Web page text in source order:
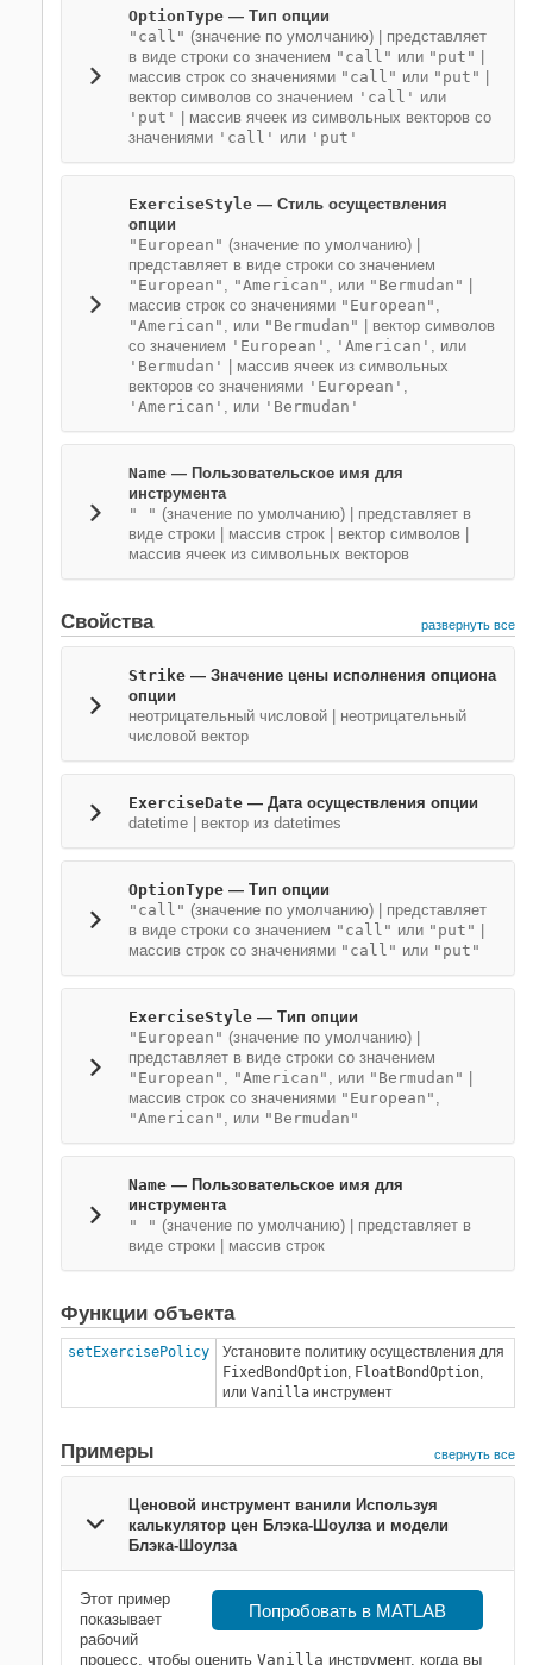
OptionType — Тип опции
"call" (значение по умолчанию) | представляет
в виде строки со значением "call" или "put"
массив строк со значениями "call" или "put"
вектор символов со значением 'call' или
'put'
массив ячеек из символьных векторов со
значениями 'call' или 'put'
ExerciseStyle — Стиль осуществления
опции
"European" (значение по умолчанию) |
представляет в виде строки со значением
"European" , "American" , или "Bermudan"
массив строк со значениями "European" ,
"American" , или "Bermudan"
вектор символов
со значением 'European' , 'American' , или
'Bermudan'
массив ячеек из символьных
векторов со значениями 'European' ,
'American' , или 'Bermudan'
Name — Пользовательское имя для
инструмента
" " (значение по умолчанию) | представляет в
виде строки
массив строк вектор символов
массив ячеек из символьных векторов
Свойства развернуть все
Strike — Значение цены исполнения опциона
опции
неотрицательный числовой
неотрицательный
числовой вектор
ExerciseDate — Дата осуществления опции
datetime
вектор из datetimes
OptionType — Тип опции
"call" (значение по умолчанию) | представляет
в виде строки со значением "call" или "put"
массив строк со значениями "call" или "put"
ExerciseStyle — Тип опции
"European" (значение по умолчанию) |
представляет в виде строки со значением
"European" , "American" , или "Bermudan"
массив строк со значениями "European" ,
"American" , или "Bermudan"
Name — Пользовательское имя для
инструмента
" " (значение по умолчанию) | представляет в
виде строки
массив строк
Функции объекта
setExercisePolicy
Установите политику осуществления для
FixedBondOption, FloatBondOption,
или Vanilla инструмент
Примеры свернуть все
Ценовой инструмент ванили Используя
калькулятор цен Блэка-Шоулза и модели
Блэка-Шоулза
Попробовать в MATLAB
Этот пример
показывает
рабочий
процесс, чтобы оценить Vanilla инструмент, когда вы